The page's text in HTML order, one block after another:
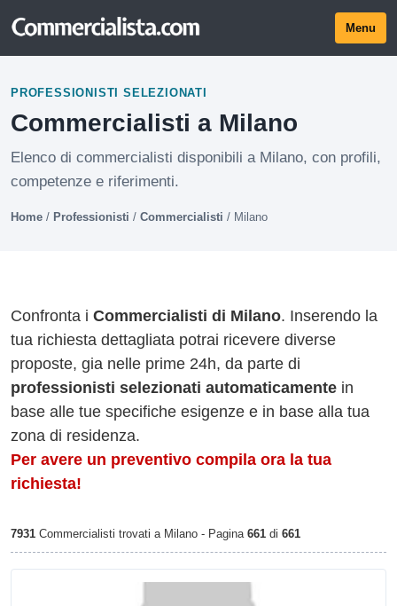
Menu
PROFESSIONISTI SELEZIONATI
Commercialisti a Milano
Elenco di commercialisti disponibili a Milano, con profili,
competenze e riferimenti.
Home / Professionisti / Commercialisti / Milano
Confronta i Commercialisti di Milano. Inserendo la
tua richiesta dettagliata potrai ricevere diverse
proposte, gia nelle prime 24h, da parte di
professionisti selezionati automaticamente in
base alle tue specifiche esigenze e in base alla tua
zona di residenza.
Per avere un preventivo compila ora la tua
richiesta!
7931 Commercialisti trovati a Milano - Pagina 661 di 661